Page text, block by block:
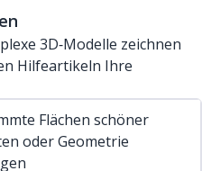
3D‑Modelle zeichnen
Hilfeartikeln Ihre
Artikel
Flächen schöner
oder Geometrie